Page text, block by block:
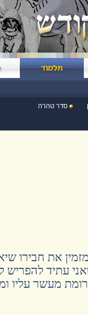
סדר טהרה
את חבירו
עתיד
מעשר עליו